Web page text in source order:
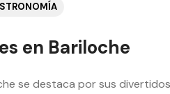
en Bariloche
se destaca por sus